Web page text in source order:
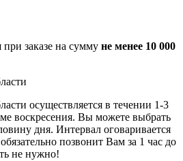
при заказе на сумму не менее 10 000
осуществляется в течении 1-3
воскресения. Вы можете выбрать
дня. Интервал оговаривается
позвонит Вам за 1 час до
не нужно!